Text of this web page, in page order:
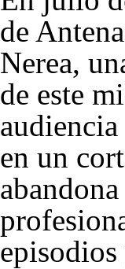
de
Nerea,
de este
audiencia
en un
episodios